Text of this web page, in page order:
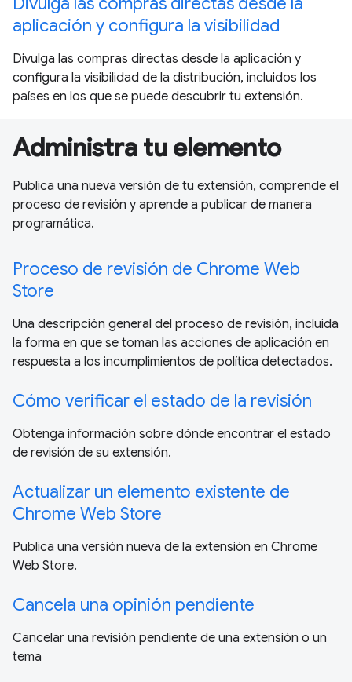
aplicación y configura la visibilidad
Divulga las compras directas desde la aplicación y
configura la visibilidad de la distribución, incluidos los
países en los que se puede descubrir tu extensión.
Administra tu elemento
Publica una nueva versión de tu extensión, comprende el
proceso de revisión y aprende a publicar de manera
programática.
Proceso de revisión de Chrome Web
Store
Una descripción general del proceso de revisión, incluida
la forma en que se toman las acciones de aplicación en
respuesta a los incumplimientos de política detectados.
Cómo verificar el estado de la revisión
Obtenga información sobre dónde encontrar el estado
de revisión de su extensión.
Actualizar un elemento existente de
Chrome Web Store
Publica una versión nueva de la extensión en Chrome
Web Store.
Cancela una opinión pendiente
Cancelar una revisión pendiente de una extensión o un
tema